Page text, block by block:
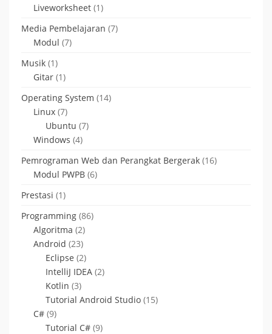
Liveworksheet (1)
Media Pembelajaran (7)
Modul (7)
Musik (1)
Gitar (1)
Operating System (14)
Linux (7)
Ubuntu (7)
Windows (4)
Pemrograman Web dan Perangkat Bergerak (16)
Modul PWPB (6)
Prestasi (1)
Programming (86)
Algoritma (2)
Android (23)
Eclipse (2)
IntelliJ IDEA (2)
Kotlin (3)
Tutorial Android Studio (15)
C# (9)
Tutorial C# (9)